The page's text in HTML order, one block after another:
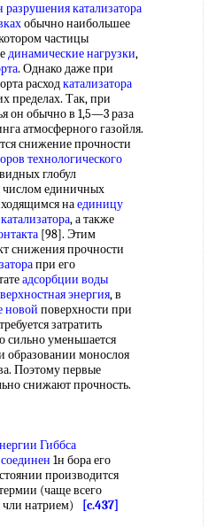
разрушениякатализатора
обычно наибольшее
частицы
динамические нагрузки,
. Однако даже при
расходкатализатора
пределах. Так, при
он обычно в 1,5—3 раза
атмосферного газойля.
снижение прочности
технологического
глобул
числом единичных
наединицу
, а также
[98]. Этим
снижения прочности
при его
адсорбции воды
энергия, в
новой поверхности при
требуется затратить
сильно уменьшается
образовании монослоя
Поэтому первые
снижают прочность.
Гиббса
соединен 1н бора его
производится
(чаще всего
чли натрием)
[c.437]